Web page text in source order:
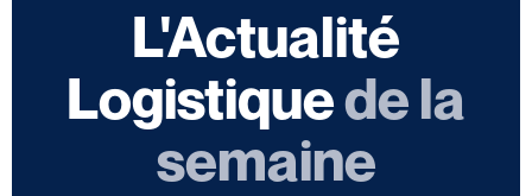
L'Actualité
Logistiquede la
semaine